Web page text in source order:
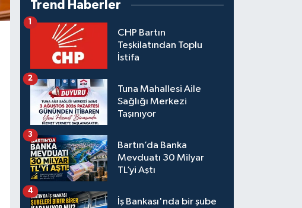
Trend Haberler
CHP Bartın
Teşkilatından Toplu
İstifa
1
Tuna Mahallesi Aile
Sağlığı Merkezi
Taşınıyor
2
Bartın’da Banka
Mevduatı 30 Milyar
TL’yi Aştı
3
İş Bankası'nda bir şube
4